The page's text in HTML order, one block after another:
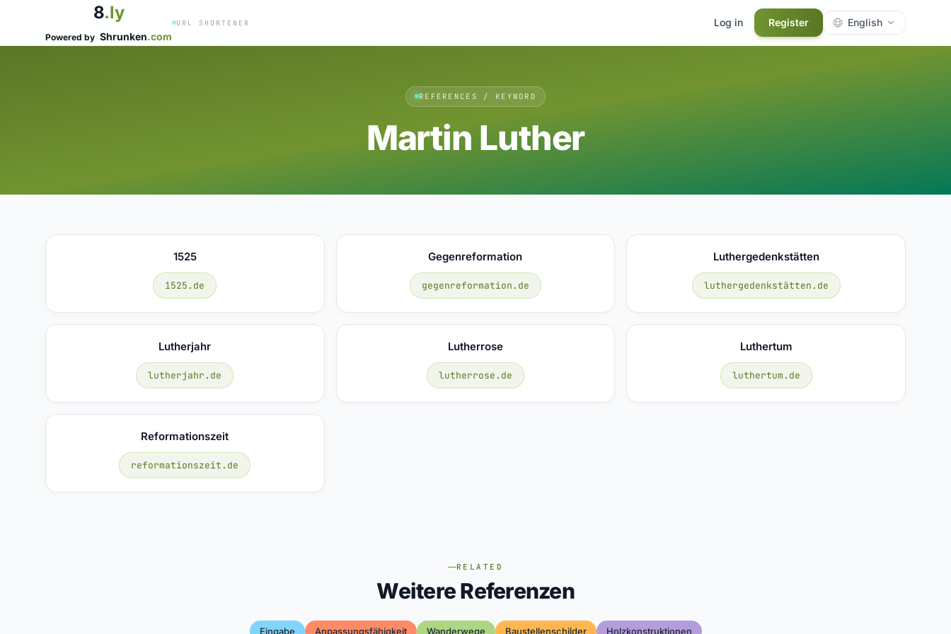
8.ly
Powered by Shrunken.com
URL SHORTENER Log in Register English
REFERENCES / KEYWORD
Martin Luther
1525
1525.de
Gegenreformation
gegenreformation.de
Luthergedenkstätten
luthergedenkstätten.de
Lutherjahr
lutherjahr.de
Lutherrose
lutherrose.de
Luthertum
luthertum.de
Reformationszeit
reformationszeit.de
RELATED
Weitere Referenzen
Eingabe Anpassungsfähigkeit Wanderwege Baustellenschilder Holzkonstruktionen